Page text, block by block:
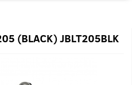
(BLACK) JBLT205BLK